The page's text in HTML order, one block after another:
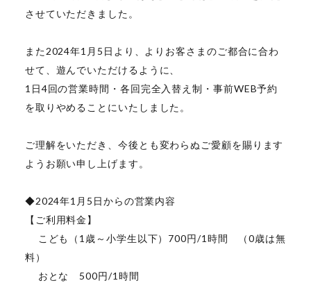
させていただきました。
また2024年1月5日より、よりお客さまのご都合に合わ
せて、遊んでいただけるように、
1日4回の営業時間・各回完全入替え制・事前WEB予約
を取りやめることにいたしました。
ご理解をいただき、今後とも変わらぬご愛顧を賜ります
ようお願い申し上げます。
◆2024年1月5日からの営業内容
【ご利用料金】
こども（1歳～小学生以下）700円/1時間 （0歳は無
料）
おとな 500円/1時間